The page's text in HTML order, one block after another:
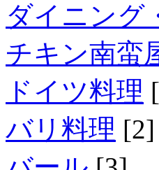
ダイニング
チキン南蛮
ドイツ料理
バリ料理 [2]